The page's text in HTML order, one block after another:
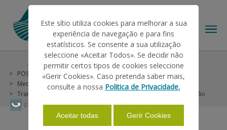
Faça Swipe para ver o menu
O IFAP
AJUDAS/APOIOS
Ajudas/Apoios
Outras Ajudas
POSEI Madeira (não incluídas no PU)
Medida 2 - Fileiras Agropecuárias (Vegetais)
Legislação
Este sítio utiliza cookies para melhorar a sua
experiência de navegação e para fins
estatísticos. Se consente a sua utilização
seleccione «Aceitar Todos». Se decidir não
permitir certos tipos de cookies seleccione
«Gerir Cookies». Caso pretenda saber mais,
consulte a nossa Politica de Privacidade.
Aceitar todas Gerir Cookies